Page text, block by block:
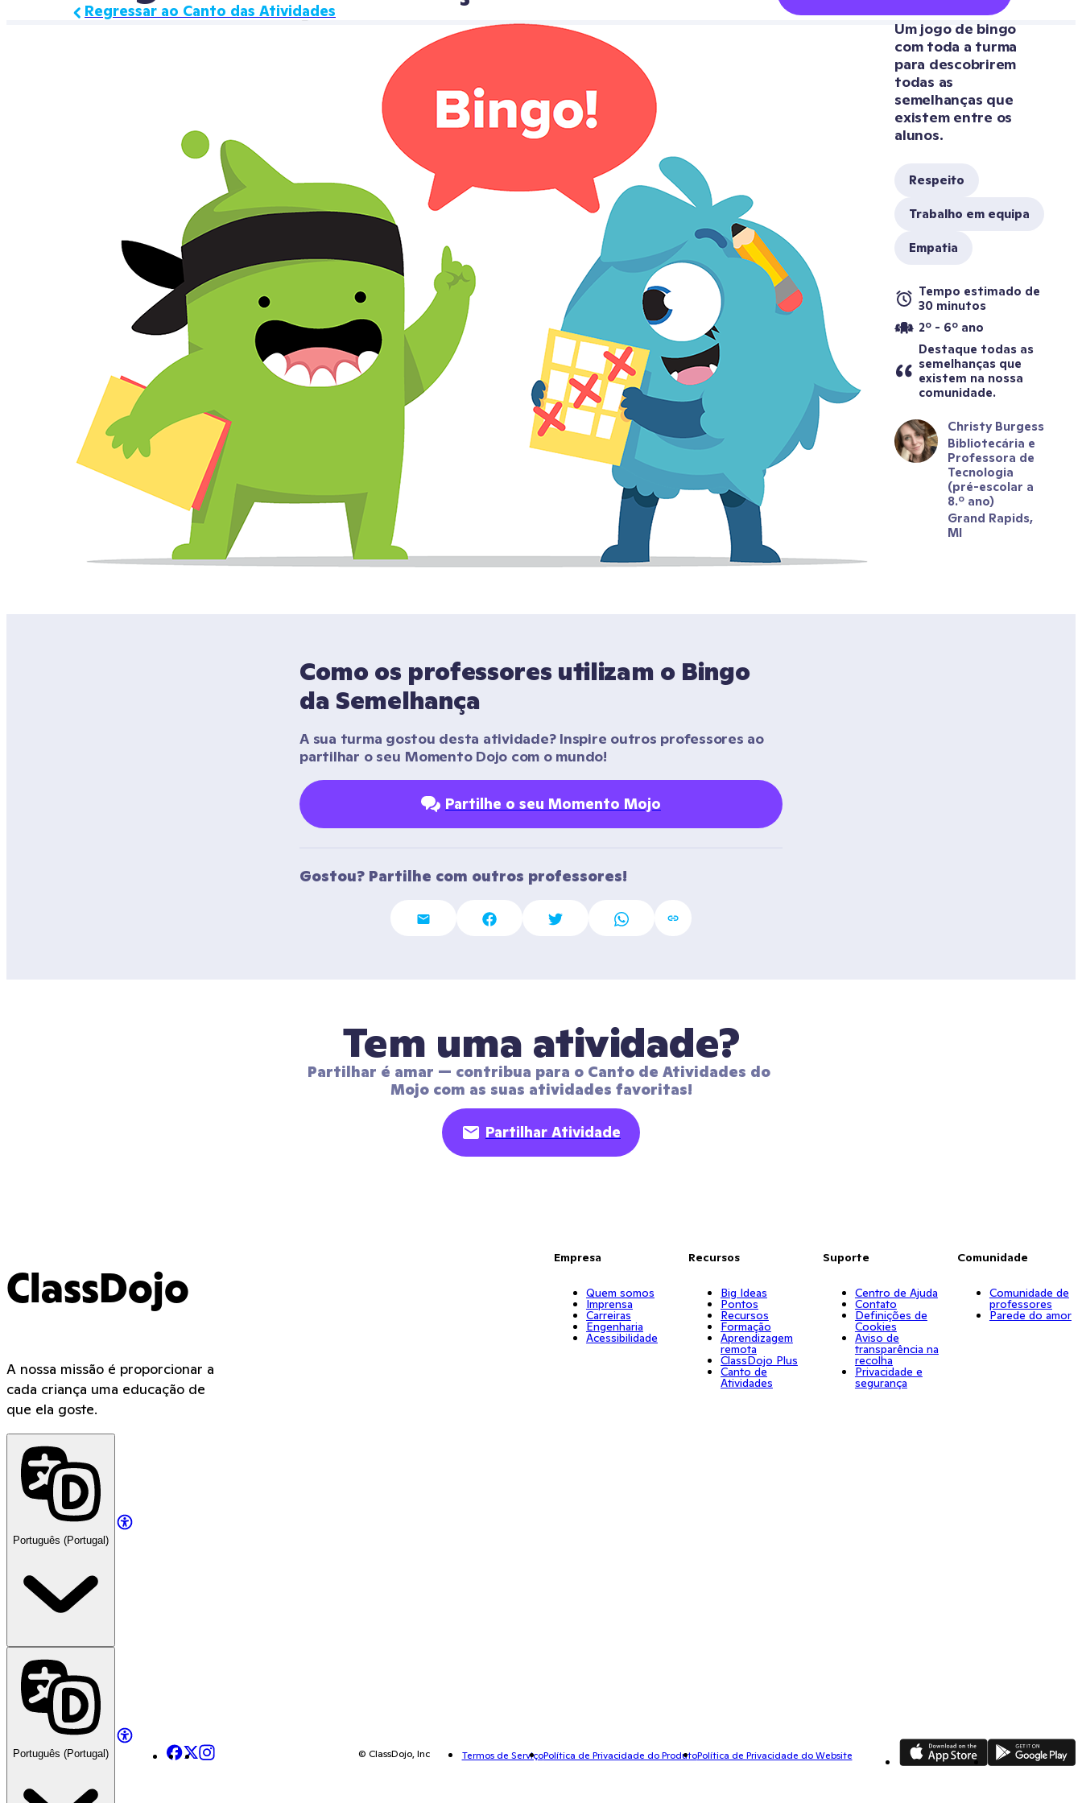
Regressar ao Canto das Atividades
Um jogo de bingo
com toda a turma
para descobrirem
todas as
semelhanças que
existem entre os
alunos.
Respeito
Trabalho em equipa
Empatia
Tempo estimado de
30 minutos
2º - 6º ano
Destaque todas as
semelhanças que
existem na nossa
comunidade.
Christy Burgess
Bibliotecária e
Professora de
Tecnologia
(pré-escolar a
8.º ano)
Grand Rapids,
MI
Como os professores utilizam o Bingo
da Semelhança
A sua turma gostou desta atividade? Inspire outros professores ao
partilhar o seu Momento Dojo com o mundo!
Partilhe o seu Momento Mojo
Gostou? Partilhe com outros professores!
Tem uma atividade?
Partilhar é amar — contribua para o Canto de Atividades do
Mojo com as suas atividades favoritas!
Partilhar Atividade
ClassDojo
A nossa missão é proporcionar a
cada criança uma educação de
que ela goste.
Português (Portugal)
Empresa
Quem somos
Imprensa
Carreiras
Engenharia
Acessibilidade
Recursos
Big Ideas
Pontos
Recursos
Formação
Aprendizagem
remota
ClassDojo Plus
Canto de
Atividades
Suporte
Centro de Ajuda
Contato
Definições de
Cookies
Aviso de
transparência na
recolha
Privacidade e
segurança
Comunidade
Comunidade de
professores
Parede do amor
Português (Portugal) Facebook
X Instagram © ClassDojo, Inc Termos de ServiçoPolítica de Privacidade do ProdutoPolítica de Privacidade do Website
App Store Google Play